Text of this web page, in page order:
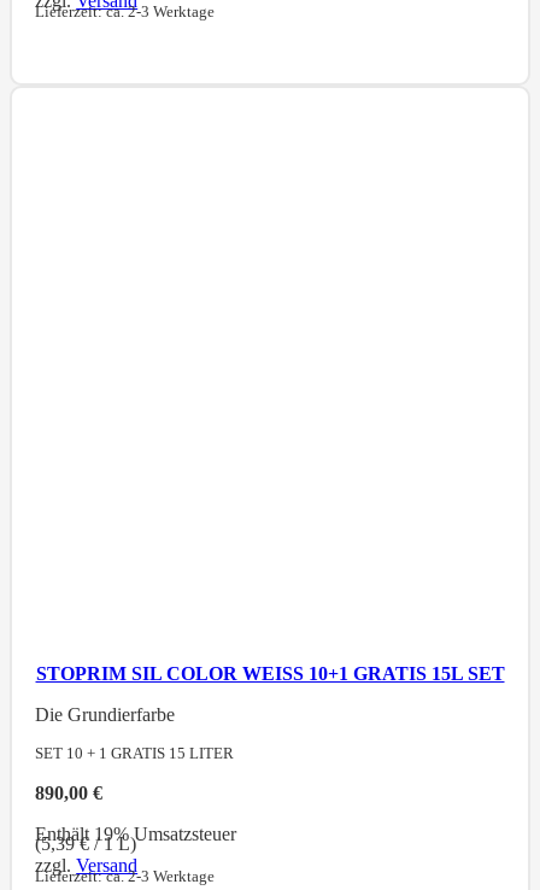
Lieferzeit: ca. 2-3 Werktage
STOPRIM SIL COLOR WEISS 10+1 GRATIS 15L SET
Die Grundierfarbe
SET 10 + 1 GRATIS 15 LITER
890,00€
Enthält 19% Umsatzsteuer
(5,39€/ 1 L)
zzgl.Versand
Lieferzeit: ca. 2-3 Werktage